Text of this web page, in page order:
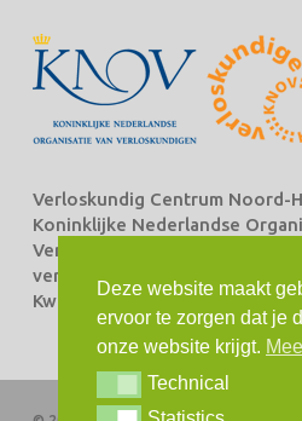
Verloskundig Centrum Noord-
Koninklijke Nederlandse
Verloskundigen
verloskundigen (KNOV) en
Kwaliteitsregister
Deze website maakt
ervoor te zorgen dat je
onze website krijgt.
TechnicalTechnical